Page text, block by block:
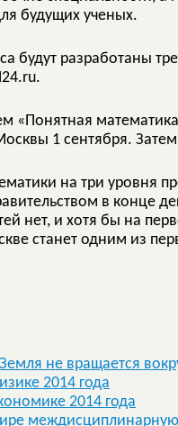
будущих ученых.
будут разработаны
«Понятная
1 сентября.
на три уровня
в конце
нет, и хотя бы на
станет одним из
не вращается
2014 года
2014 года